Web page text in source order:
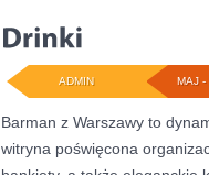
MAJ -
ADMIN
Barman z Warszawy to
witryna poświęcona